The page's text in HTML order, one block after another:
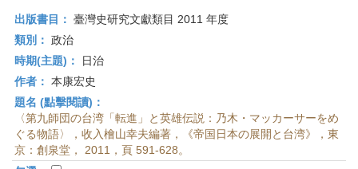
出版書目： 臺灣史研究文獻類目 2011 年度
類別： 政治
時期(主題)：
日治
作者： 本康宏史
題名 (點擊閱讀)：
〈第九師団の台湾「転進」と英雄伝説：乃木・マッカーサーをめ
ぐる物語〉，收入檜山幸夫編著，《帝国日本の展開と台湾》，東
京：創泉堂， 2011，頁 591-628。